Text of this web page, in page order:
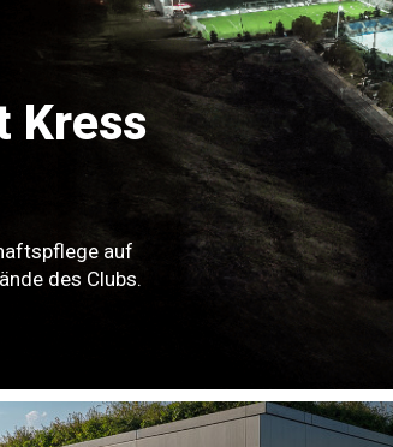
Kress
auf
des Clubs.